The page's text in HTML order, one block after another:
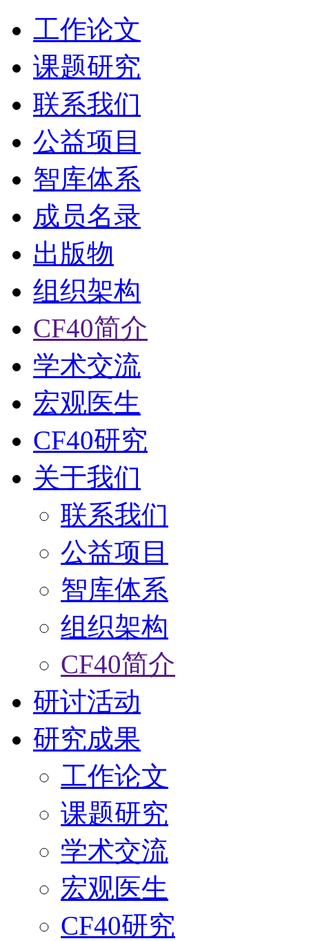
工作论文
课题研究
联系我们
公益项目
智库体系
成员名录
出版物
组织架构
CF40简介
学术交流
宏观医生
CF40研究
关于我们
联系我们
公益项目
智库体系
组织架构
CF40简介
研讨活动
研究成果
工作论文
课题研究
学术交流
宏观医生
CF40研究